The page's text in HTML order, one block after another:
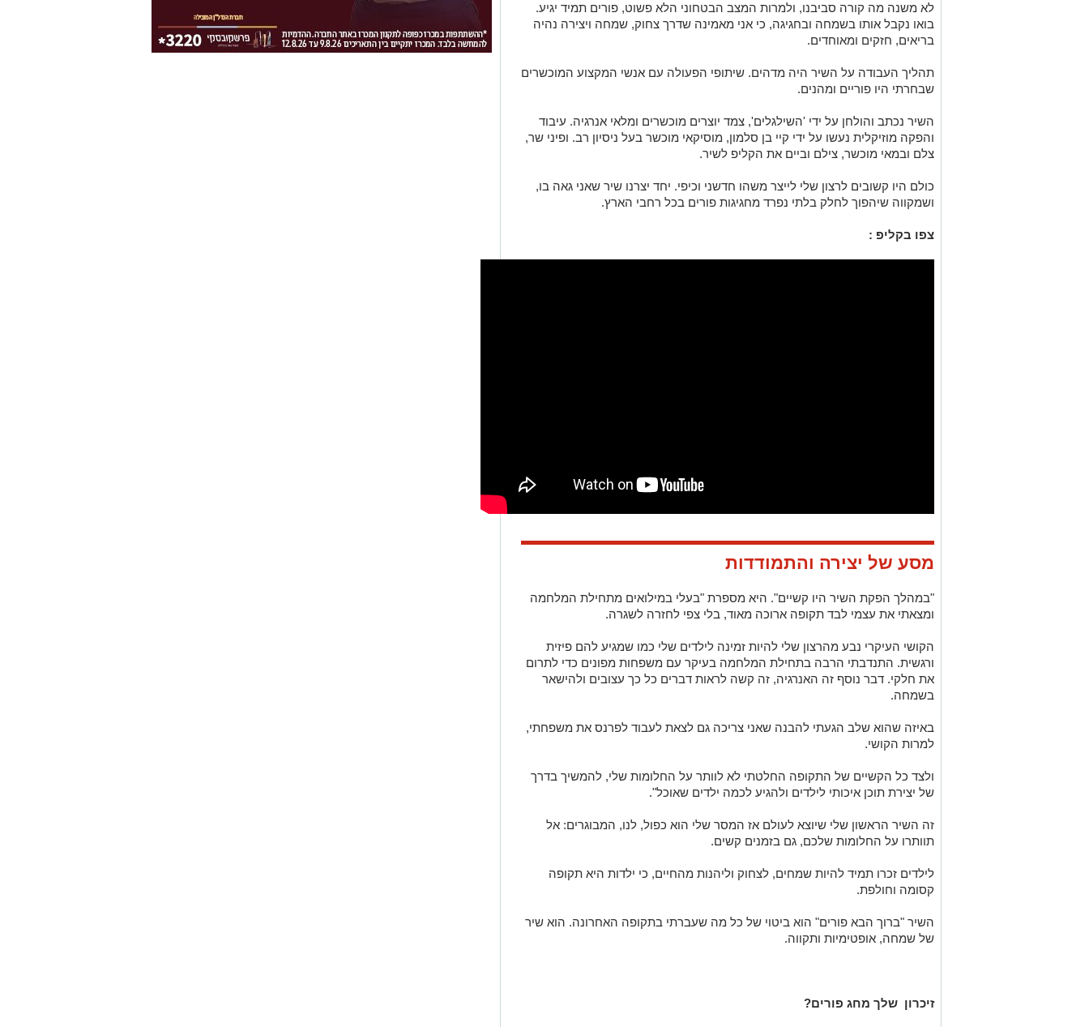
לא משנה מה קורה סביבנו, ולמרות המצב הבטחוני הלא פשוט, פורים תמיד יגיע.
בואו נקבל אותו בשמחה ובחגיגה, כי אני מאמינה שדרך צחוק, שמחה ויצירה נהיה
בריאים, חזקים ומאוחדים.
תהליך העבודה על השיר היה מדהים. שיתופי הפעולה עם אנשי המקצוע המוכשרים
שבחרתי היו פוריים ומהנים.
השיר נכתב והולחן על ידי 'השילגלים', צמד יוצרים מוכשרים ומלאי אנרגיה. עיבוד
והפקה מוזיקלית נעשו על ידי קיי בן סלמון, מוסיקאי מוכשר בעל ניסיון רב. ופיני שר,
צלם ובמאי מוכשר, צילם וביים את הקליפ לשיר.
כולם היו קשובים לרצון שלי לייצר משהו חדשני וכיפי. יחד יצרנו שיר שאני גאה בו,
ושמקווה שיהפוך לחלק בלתי נפרד מחגיגות פורים בכל רחבי הארץ.
צפו בקליפ :
מסע של יצירה והתמודדות
"במהלך הפקת השיר היו קשיים". היא מספרת "בעלי במילואים מתחילת המלחמה
ומצאתי את עצמי לבד תקופה ארוכה מאוד, בלי צפי לחזרה לשגרה.
הקושי העיקרי נבע מהרצון שלי להיות זמינה לילדים שלי כמו שמגיע להם פיזית
ורגשית. התנדבתי הרבה בתחילת המלחמה בעיקר עם משפחות מפונים כדי לתרום
את חלקי. דבר נוסף זה האנרגיה, זה קשה לראות דברים כל כך עצובים ולהישאר
בשמחה.
באיזה שהוא שלב הגעתי להבנה שאני צריכה גם לצאת לעבוד לפרנס את משפחתי,
למרות הקושי.
ולצד כל הקשיים של התקופה החלטתי לא לוותר על החלומות שלי, להמשיך בדרך
של יצירת תוכן איכותי לילדים ולהגיע לכמה ילדים שאוכל".
זה השיר הראשון שלי שיוצא לעולם אז המסר שלי הוא כפול, לנו, המבוגרים: אל
תוותרו על החלומות שלכם, גם בזמנים קשים.
לילדים זכרו תמיד להיות שמחים, לצחוק וליהנות מהחיים, כי ילדות היא תקופה
קסומה וחולפת.
השיר "ברוך הבא פורים" הוא ביטוי של כל מה שעברתי בתקופה האחרונה. הוא שיר
של שמחה, אופטימיות ותקווה.
זיכרון שלך מחג פורים?